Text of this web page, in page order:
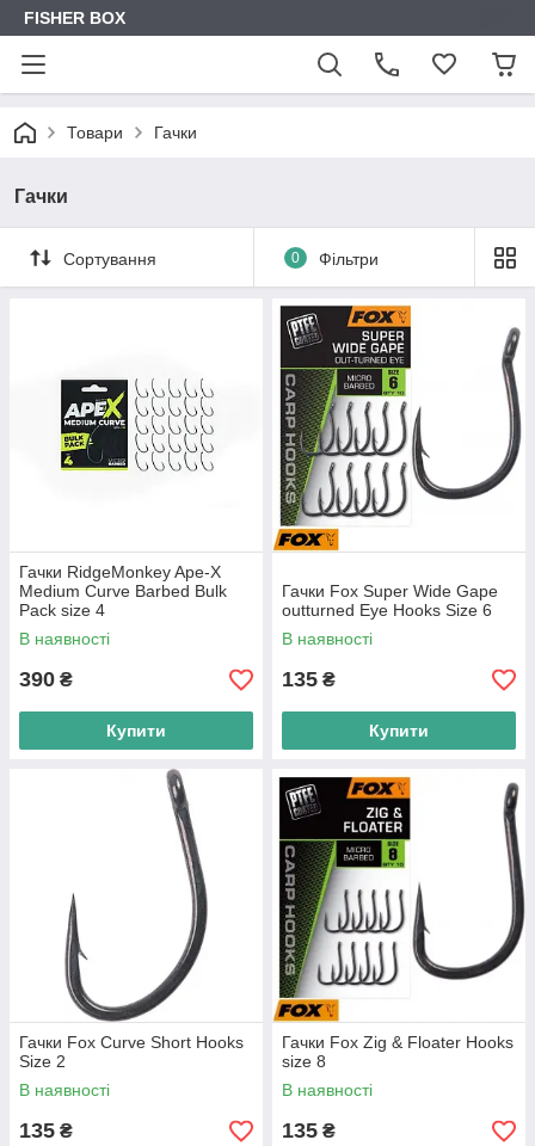
FISHER BOX
Товари Гачки
Гачки
Сортування 0 Фільтри
Гачки RidgeMonkey Ape-X
Medium Curve Barbed Bulk
Pack size 4
В наявності
390 ₴
Купити
Гачки Fox Super Wide Gape
outturned Eye Hooks Size 6
В наявності
135 ₴
Купити
Гачки Fox Curve Short Hooks
Size 2
В наявності
135 ₴
Гачки Fox Zig & Floater Hooks
size 8
В наявності
135 ₴